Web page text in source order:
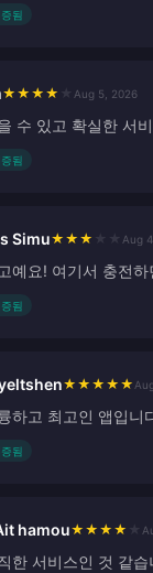
됨
★ ★ ★ ★ Aug 5, 2026
수 있고 확실한 서
됨
Simu★ ★ ★ Aug
예요! 여기서 충전
됨
★ ★ ★ ★ ★
하고 최고인 앱입니
됨
hamou★ ★ ★ ★
한 서비스인 것 같습